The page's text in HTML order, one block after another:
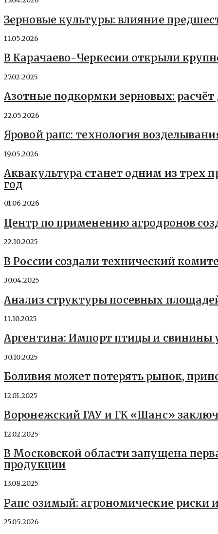
Зерновые культуры: влияние
11.05.2026
В Карачаево-Черкесии открыли
27.02.2025
Азотные подкормки зерновых: расчёт
22.05.2026
Яровой рапс: технология
19.05.2026
Аквакультура станет одним из трех
год
01.06.2026
Центр по применению агродронов
22.10.2025
В России создали технический
30.04.2025
Анализ структуры посевных
11.10.2025
Аргентина: Импорт птицы и свинины
30.10.2025
Боливия может потерять рынок,
12.01.2025
Воронежский ГАУ и ГК «Шанс»
12.02.2025
В Московской области запущена
продукции
13.08.2025
Рапс озимый: агрономические риски
25.05.2026